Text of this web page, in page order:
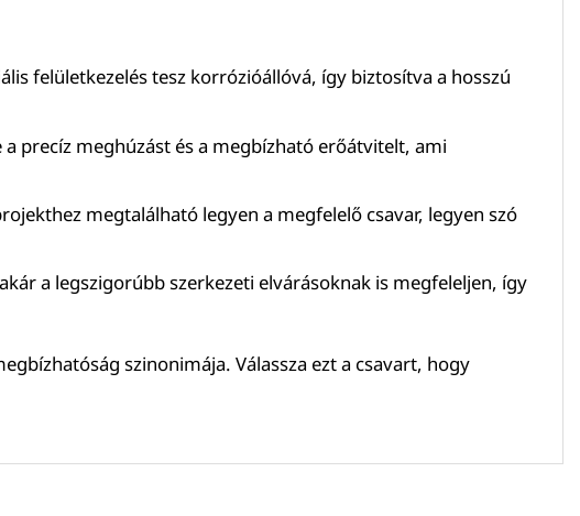
felületkezelés tesz korrózióállóvá, így biztosítva a hosszú
precíz meghúzást és a megbízható erőátvitelt, ami
megtalálható legyen a megfelelő csavar, legyen szó
a legszigorúbb szerkezeti elvárásoknak is megfeleljen, így
szinonimája. Válassza ezt a csavart, hogy